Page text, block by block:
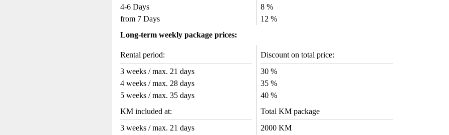
4-6 Days
8 %
from 7 Days
12 %
Long-term weekly package prices:
Rental period:
Discount on total price:
3 weeks / max. 21 days
30 %
4 weeks / max. 28 days
35 %
5 weeks / max. 35 days
40 %
KM included at:
Total KM package
3 weeks / max. 21 days
2000 KM